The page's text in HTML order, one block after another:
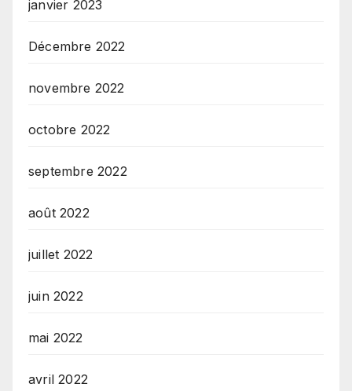
janvier 2023
Décembre 2022
novembre 2022
octobre 2022
septembre 2022
août 2022
juillet 2022
juin 2022
mai 2022
avril 2022